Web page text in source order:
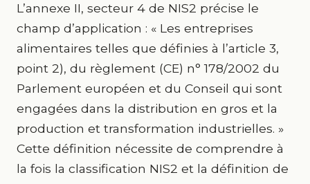
L’annexe II, secteur 4 de NIS2 précise le
champ d’application : « Les entreprises
alimentaires telles que définies à l’article 3,
point 2), du règlement (CE) n° 178/2002 du
Parlement européen et du Conseil qui sont
engagées dans la distribution en gros et la
production et transformation industrielles. »
Cette définition nécessite de comprendre à
la fois la classification NIS2 et la définition de